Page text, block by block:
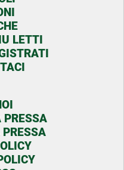
LETTI
PRESSA